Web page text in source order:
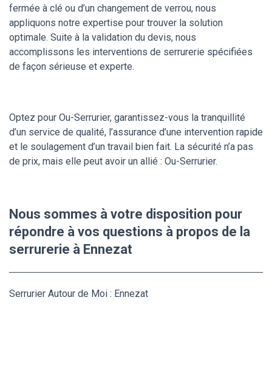
fermée à clé ou d’un changement de verrou, nous
appliquons notre expertise pour trouver la solution
optimale. Suite à la validation du devis, nous
accomplissons les interventions de serrurerie spécifiées
de façon sérieuse et experte.
Optez pour Ou-Serrurier, garantissez-vous la tranquillité
d’un service de qualité, l’assurance d’une intervention rapide
et le soulagement d’un travail bien fait. La sécurité n’a pas
de prix, mais elle peut avoir un allié : Ou-Serrurier.
Nous sommes à votre disposition pour
répondre à vos questions à propos de la
serrurerie à Ennezat
Serrurier Autour de Moi : Ennezat